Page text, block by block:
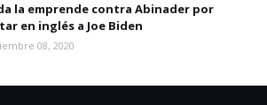
la emprende contra Abinader por
en inglés a Joe Biden
08, 2020